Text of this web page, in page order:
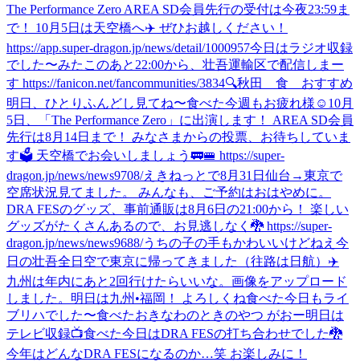
The Performance Zero AREA SD会員先行の受付は今夜23:59ま
で！ 10月5日は天空橋へ✈️ ぜひお越しください！
https://app.super-dragon.jp/news/detail/1000957今日はラジオ収録
でした〜みた このあと22:00から、壮吾運輸区で配信しまー
す https://fanicon.net/fancommunities/3834🔍秋田 食 おすすめ
明日、ひとりふんどし見てね〜食べた今週もお疲れ様☺️ 10月
5日、「The Performance Zero」に出演します！ AREA SD会員
先行は8月14日まで！ みなさまからの投票、お待ちしていま
す🗳️ 天空橋でお会いしましょう🚃🚝 https://super-
dragon.jp/news/news9708/えきねっとで8月31日仙台→東京で
空席状況見てました。 みんなも、ご予約はおはやめに。
DRA FESのグッズ、事前通販は8月6日の21:00から！ 楽しい
グッズがたくさんあるので、お見逃しなく🐉 https://super-
dragon.jp/news/news9688/うちの子の手もかわいいけどねえ 今
日の壮吾全日空で東京に帰ってきました（往路は日航）✈️
九州は年内にあと2回行けたらいいな。 画像をアップロード
しました。 明日は九州•福岡！ よろしくね食べた今日もライ
ブリハでした〜食べたおきなわのときのやつ がおー明日は
テレビ収録📺食べた今日はDRA FESの打ち合わせでした🐉
今年はどんなDRA FESになるのか…笑 お楽しみに！